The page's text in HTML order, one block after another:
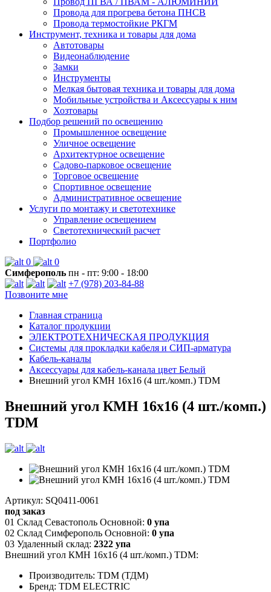
Провода для прогрева бетона ПНСВ
Провода термостойкие РКГМ
Инструмент, техника и товары для дома
Автотовары
Видеонаблюдение
Замки
Инструменты
Мелкая бытовая техника и товары для дома
Мобильные устройства и Аксессуары к ним
Хозтовары
Подбор решений по освещению
Промышленное освещение
Уличное освещение
Архитектурное освещение
Садово-парковое освещение
Торговое освещение
Спортивное освещение
Административное освещение
Услуги по монтажу и светотехнике
Управление освещением
Светотехнический расчет
Портфолио
0
0
Симферополь пн - пт: 9:00 - 18:00
+7 (978) 203-84-88
Позвоните мне
Главная страница
Каталог продукции
ЭЛЕКТРОТЕХНИЧЕСКАЯ ПРОДУКЦИЯ
Системы для прокладки кабеля и СИП-арматура
Кабель-каналы
Аксессуары для кабель-канала цвет Белый
Внешний угол КМН 16х16 (4 шт./комп.) TDM
Внешний угол КМН 16х16 (4 шт./комп.)
TDM
Артикул: SQ0411-0061
под заказ
01 Склад Севастополь Основной: 0 упа
02 Склад Симферополь Основной: 0 упа
03 Удаленный склад: 2322 упа
Внешний угол КМН 16х16 (4 шт./комп.) TDM:
Производитель: TDM (ТДМ)
Бренд: TDM ELECTRIC